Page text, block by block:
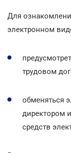
Для
электронном
трудовом
обменяться
директором
средств